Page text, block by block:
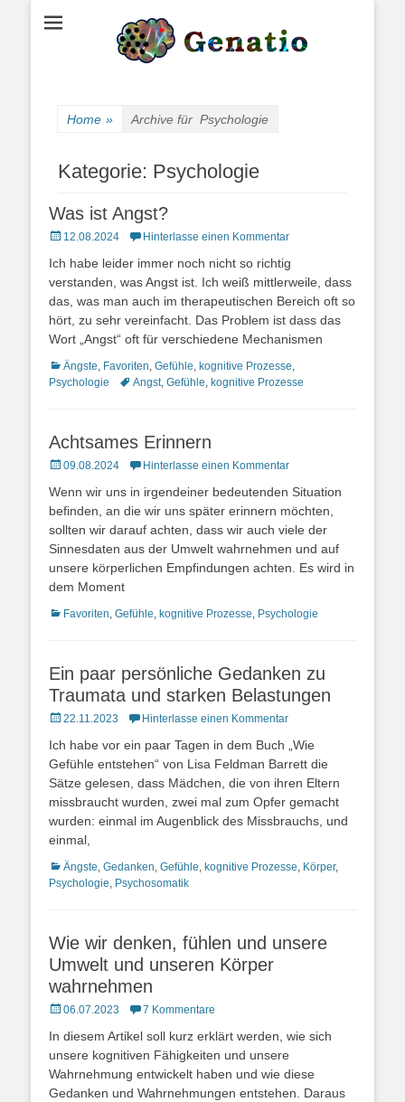
Genatio
Gedankenspiele
Home » Archive für Psychologie
Kategorie: Psychologie
Was ist Angst?
Posted
12.08.2024 Hinterlasse einen Kommentar
Ich habe leider immer noch nicht so richtig
verstanden, was Angst ist. Ich weiß mittlerweile, dass
das, was man auch im therapeutischen Bereich oft so
hört, zu sehr vereinfacht. Das Problem ist dass das
Wort „Angst“ oft für verschiedene Mechanismen
Kategorien
Ängste, Favoriten, Gefühle, kognitive Prozesse,
Psychologie
Schlagworte
Angst, Gefühle, kognitive Prozesse
Achtsames Erinnern
Posted
09.08.2024 Hinterlasse einen Kommentar
Wenn wir uns in irgendeiner bedeutenden Situation
befinden, an die wir uns später erinnern möchten,
sollten wir darauf achten, dass wir auch viele der
Sinnesdaten aus der Umwelt wahrnehmen und auf
unsere körperlichen Empfindungen achten. Es wird in
dem Moment
Kategorien
Favoriten, Gefühle, kognitive Prozesse, Psychologie
Ein paar persönliche Gedanken zu
Traumata und starken Belastungen
Posted
22.11.2023 Hinterlasse einen Kommentar
Ich habe vor ein paar Tagen in dem Buch „Wie
Gefühle entstehen“ von Lisa Feldman Barrett die
Sätze gelesen, dass Mädchen, die von ihren Eltern
missbraucht wurden, zwei mal zum Opfer gemacht
wurden: einmal im Augenblick des Missbrauchs, und
einmal,
Kategorien
Ängste, Gedanken, Gefühle, kognitive Prozesse, Körper,
Psychologie, Psychosomatik
Wie wir denken, fühlen und unsere
Umwelt und unseren Körper
wahrnehmen
Posted
06.07.2023 7 Kommentare
In diesem Artikel soll kurz erklärt werden, wie sich
unsere kognitiven Fähigkeiten und unsere
Wahrnehmung entwickelt haben und wie diese
Gedanken und Wahrnehmungen entstehen. Daraus